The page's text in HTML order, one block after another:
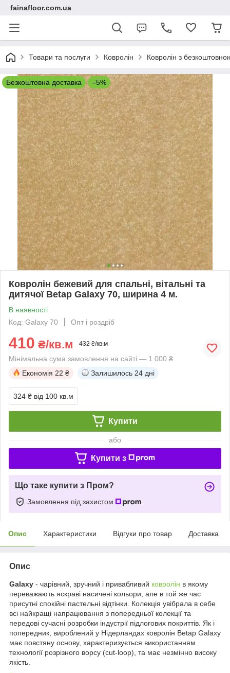
fainafloor.com.ua
Товари та послуги Ковролін Ковролін з
Безкоштовна доставка –5%
Ковролін бежевий для спальні, вітальні та
дитячої Betap Galaxy 70, ширина 4 м.
В наявності
Код: Galaxy 70
Опт і роздріб
410 ₴/кв.м 432 ₴/кв.м
Мінімальна сума замовлення на сайті — 1 000 ₴
Економія 22 ₴ Залишилось 24 дні
324 ₴ від 100 кв.м
Купити
або
Купити з
Що таке купити з Пром?
Замовлення під захистом
Опис Характеристики Відгуки про товар Доставка
Опис
Galaxy - чарівний, зручний і привабливий ковролін в якому
переважають яскраві насичені кольори, але в той же час
присутні спокійні пастельні відтінки. Колекція увібрала в себе
всі найкращі напрацювання з попередньої колекції та
передові сучасні розробки індустрії підлогових покриттів. Як і
попередник, вироблений у Нідерландах ковролін Betap Galaxy
має повстяну основу, характеризується використанням
технології розрізного ворсу (cut-loop), та має незмінно високу
якість.